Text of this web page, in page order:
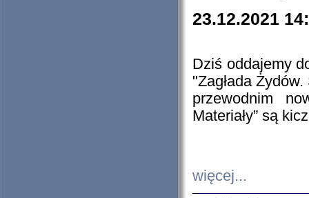
23.12.2021
Dziś oddajemy
"Zagłada
przewodnim
Materiały” są
więcej...